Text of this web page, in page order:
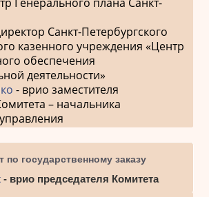
Санкт-Петербургского
казенного учреждения «Центр
обеспечения
деятельности»
- врио заместителя
– начальника
по государственному заказу
- врио председателя Комитета